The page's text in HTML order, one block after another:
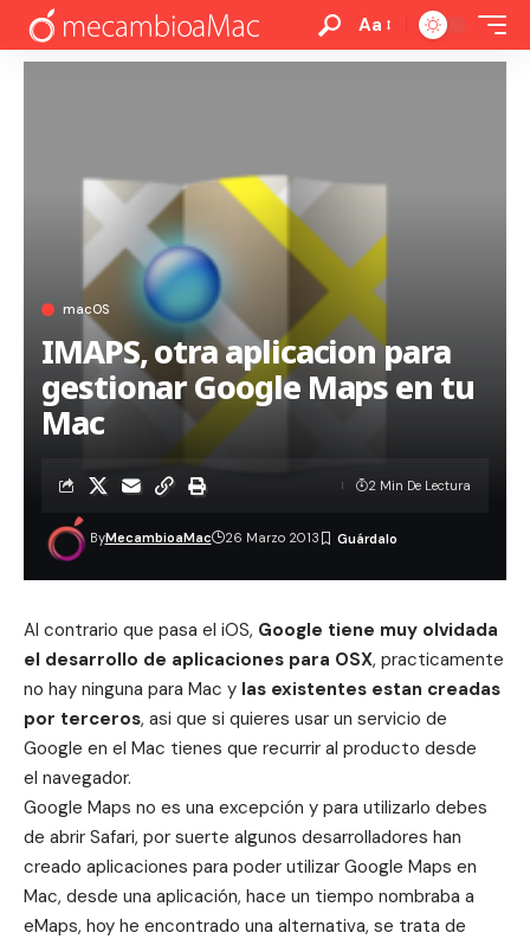
Aa
macOS
IMAPS, otra aplicacion para
gestionar Google Maps en tu
Mac
ByMecambioaMac 26 Marzo 2013
2 Min De Lectura
Al contrario que pasa el iOS, Google tiene muy olvidada
el desarrollo de aplicaciones para OSX, practicamente
no hay ninguna para Mac y las existentes estan creadas
por terceros, asi que si quieres usar un servicio de
Google en el Mac tienes que recurrir al producto desde
el navegador.
Google Maps no es una excepción y para utilizarlo debes
de abrir Safari, por suerte algunos desarrolladores han
creado aplicaciones para poder utilizar Google Maps en
Mac, desde una aplicación, hace un tiempo nombraba a
eMaps, hoy he encontrado una alternativa, se trata de